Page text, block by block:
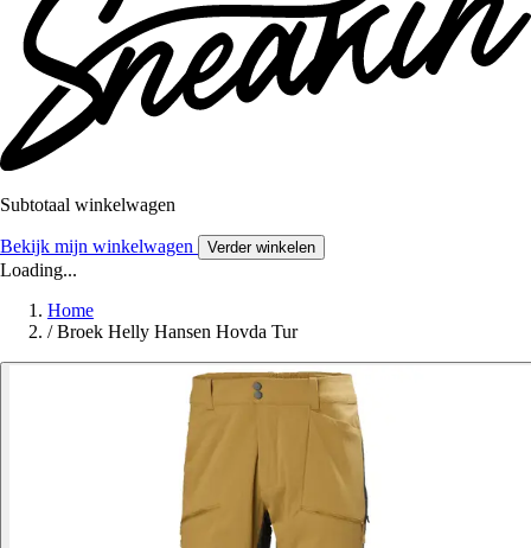
Subtotaal winkelwagen
Bekijk mijn winkelwagen Verder winkelen
Loading...
Home
/ Broek Helly Hansen Hovda Tur